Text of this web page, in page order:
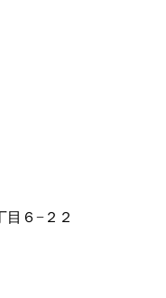
目６−２２